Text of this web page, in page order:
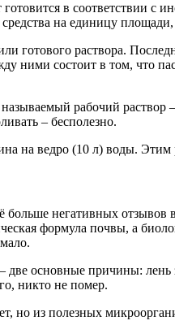
в соответствии с
на единицу
готового раствора.
ними состоит в том, что
рабочий
– бесполезно.
на ведро (10 л) воды.
больше негативных
формула почвы, а
основные причины: лень
никто не помер.
но из полезных